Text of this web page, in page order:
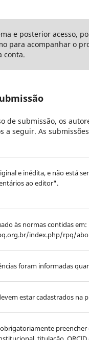
e posterior acesso,
para acompanhar o
conta.
de submissão, os
a seguir. As
e inédita, e não está
ao editor".
às normas contidas em:
index.php/rpq/
foram informadas
estar cadastrados na